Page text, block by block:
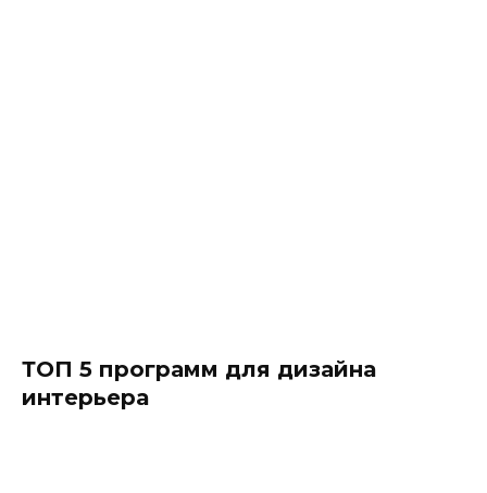
ТОП 5 программ для дизайна
интерьера